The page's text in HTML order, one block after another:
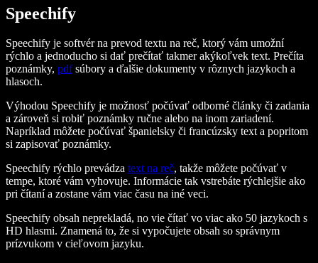
Speechify
Speechify je softvér na prevod textu na reč, ktorý vám umožní
rýchlo a jednoducho si dať prečítať takmer akýkoľvek text. Prečíta
poznámky, pdfsúbory a ďalšie dokumenty v rôznych jazykoch a
hlasoch.
Výhodou Speechify je možnosť počúvať odborné články či zadania
a zároveň si robiť poznámky ručne alebo na inom zariadení.
Napríklad môžete počúvať španielsky či francúzsky text a popritom
si zapisovať poznámky.
Speechify rýchlo prevádza text na reč, takže môžete počúvať v
tempe, ktoré vám vyhovuje. Informácie tak vstrebáte rýchlejšie ako
pri čítaní a zostane vám viac času na iné veci.
Speechify obsah neprekladá, no vie čítať vo viac ako 50 jazykoch s
HD hlasmi. Znamená to, že si vypočujete obsah so správnym
prízvukom v cieľovom jazyku.